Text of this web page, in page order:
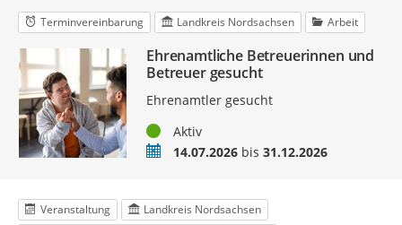
Terminvereinbarung Landkreis Nordsachsen Arbeit
Ehrenamtliche Betreuerinnen und
Betreuer gesucht
Ehrenamtler gesucht
StatusAktiv
Zeitraum14.07.2026bis 31.12.2026
Veranstaltung
Landkreis Nordsachsen